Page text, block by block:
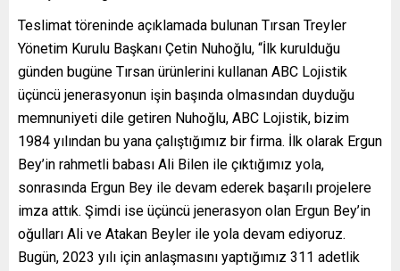
Teslimat töreninde açıklamada bulunan Tırsan Treyler
Yönetim Kurulu Başkanı Çetin Nuhoğlu, “İlk kurulduğu
günden bugüne Tırsan ürünlerini kullanan ABC Lojistik
üçüncü jenerasyonun işin başında olmasından duyduğu
memnuniyeti dile getiren Nuhoğlu, ABC Lojistik, bizim
1984 yılından bu yana çalıştığımız bir firma. İlk olarak Ergun
Bey’in rahmetli babası Ali Bilen ile çıktığımız yola,
sonrasında Ergun Bey ile devam ederek başarılı projelere
imza attık. Şimdi ise üçüncü jenerasyon olan Ergun Bey’in
oğulları Ali ve Atakan Beyler ile yola devam ediyoruz.
Bugün, 2023 yılı için anlaşmasını yaptığımız 311 adetlik